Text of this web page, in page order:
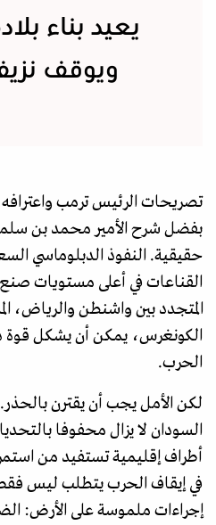
يعيد بناء
ويوقف
تصريحات الرئيس ترمب واعترافه
بفضل شرح الأمير محمد بن
حقيقية. النفوذ الدبلوماسي
القناعات في أعلى مستويات صنع
المتجدد بين واشنطن
الكونغرس، يمكن أن يشكل قوة
الحرب.
لكن الأمل يجب أن يقترن بالحذر.
السودان لا يزال محفوفا
أطراف إقليمية تستفيد من
في إيقاف الحرب يتطلب ليس
إجراءات ملموسة على الأرض: